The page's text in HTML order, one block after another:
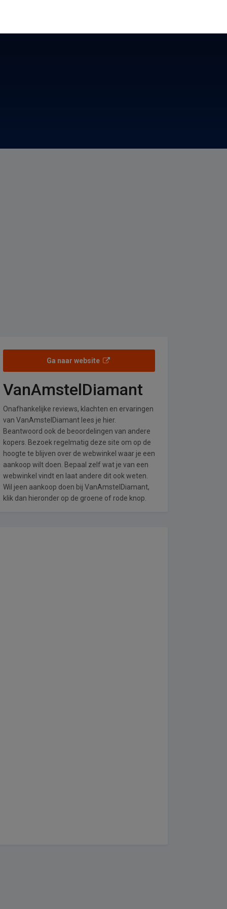
Ga naar website
VanAmstelDiamant
Onafhankelijke reviews, klachten en ervaringen
van VanAmstelDiamant lees je hier.
Beantwoord ook de beoordelingen van andere
kopers. Bezoek regelmatig deze site om op de
hoogte te blijven over de webwinkel waar je een
aankoop wilt doen. Bepaal zelf wat je van een
webwinkel vindt en laat andere dit ook weten.
Wil jeen aankoop doen bij VanAmstelDiamant,
klik dan hieronder op de groene of rode knop.